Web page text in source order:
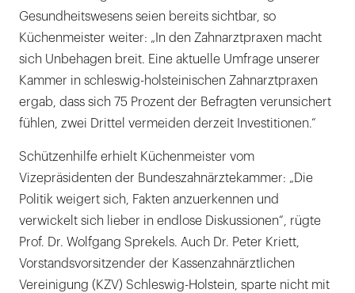
Gesundheitswesens seien bereits sichtbar, so
Küchenmeister weiter: „In den Zahnarztpraxen macht
sich Unbehagen breit. Eine aktuelle Umfrage unserer
Kammer in schleswig-holsteinischen Zahnarztpraxen
ergab, dass sich 75 Prozent der Befragten verunsichert
fühlen, zwei Drittel vermeiden derzeit Investitionen.“
Schützenhilfe erhielt Küchenmeister vom
Vizepräsidenten der Bundeszahnärztekammer: „Die
Politik weigert sich, Fakten anzuerkennen und
verwickelt sich lieber in endlose Diskussionen“, rügte
Prof. Dr. Wolfgang Sprekels. Auch Dr. Peter Kriett,
Vorstandsvorsitzender der Kassenzahnärztlichen
Vereinigung (KZV) Schleswig-Holstein, sparte nicht mit